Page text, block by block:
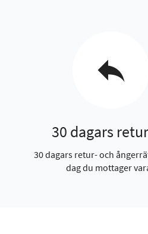
30 dagars
30 dagars retur- och
dag du mottager